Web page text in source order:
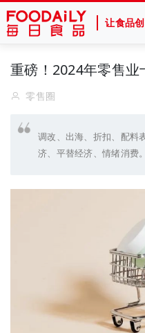
让食品
重磅！2024年零售业
零售圈
调改、出海、折扣、配料
济、平替经济、情绪消费。